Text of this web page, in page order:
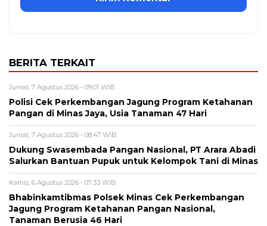
BERITA TERKAIT
Jumat, 7 Agustus 2026 - 09:01 WIB
Polisi Cek Perkembangan Jagung Program Ketahanan
Pangan di Minas Jaya, Usia Tanaman 47 Hari
Jumat, 7 Agustus 2026 - 08:47 WIB
Dukung Swasembada Pangan Nasional, PT Arara Abadi
Salurkan Bantuan Pupuk untuk Kelompok Tani di Minas
Kamis, 6 Agustus 2026 - 07:33 WIB
Bhabinkamtibmas Polsek Minas Cek Perkembangan
Jagung Program Ketahanan Pangan Nasional,
Tanaman Berusia 46 Hari